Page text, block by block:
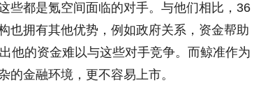
些都是氪空间面临的对手。与他们相比，36
也拥有其他优势，例如政府关系，资金帮助
他的资金难以与这些对手竞争。而鲸准作为
的金融环境，更不容易上市。